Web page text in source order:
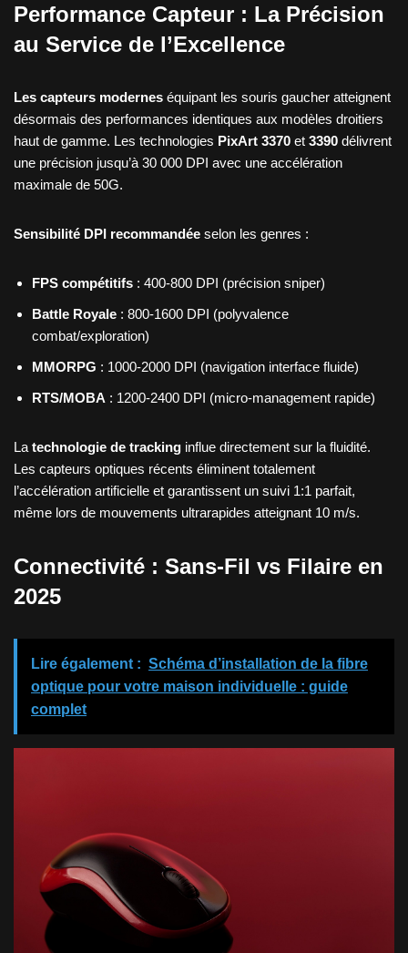
Performance Capteur : La Précision
au Service de l’Excellence
Les capteurs modernes équipant les souris gaucher atteignent
désormais des performances identiques aux modèles droitiers
haut de gamme. Les technologies PixArt 3370 et 3390 délivrent
une précision jusqu’à 30 000 DPI avec une accélération
maximale de 50G.
Sensibilité DPI recommandée selon les genres :
FPS compétitifs : 400-800 DPI (précision sniper)
Battle Royale : 800-1600 DPI (polyvalence
combat/exploration)
MMORPG : 1000-2000 DPI (navigation interface fluide)
RTS/MOBA : 1200-2400 DPI (micro-management rapide)
La technologie de tracking influe directement sur la fluidité.
Les capteurs optiques récents éliminent totalement
l’accélération artificielle et garantissent un suivi 1:1 parfait,
même lors de mouvements ultrarapides atteignant 10 m/s.
Connectivité : Sans-Fil vs Filaire en
2025
Lire également : Schéma d’installation de la fibre
optique pour votre maison individuelle : guide
complet